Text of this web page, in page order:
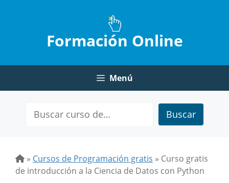
Formación Online
Menú
Buscar
» Cursos de Programación gratis » Curso gratis
de introducción a la Ciencia de Datos con Python